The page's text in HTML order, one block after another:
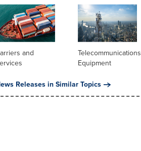
and
Telecommunications
Equipment
Releases in Similar Topics